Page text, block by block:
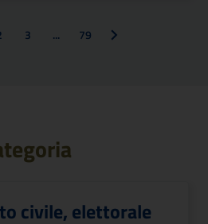
3 ... 79 Pagina successiva
civile, elettorale